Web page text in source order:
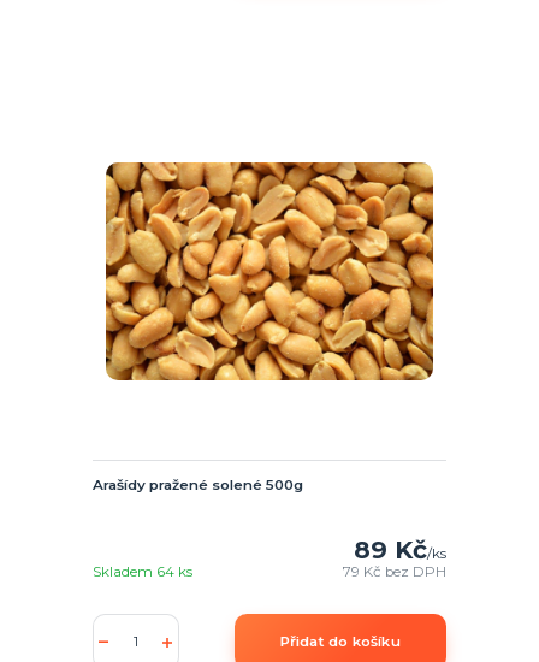
Arašídy pražené solené 500g
89 Kč/ks
79 Kč bez DPH
Skladem 64 ks
Přidat do košíku